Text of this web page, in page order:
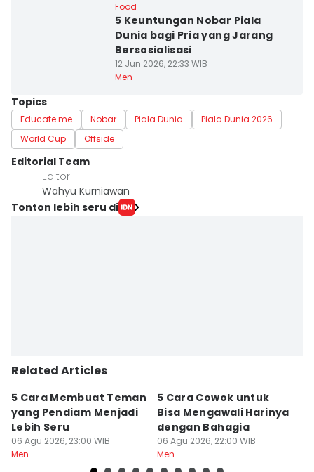
Food
5 Keuntungan Nobar Piala
Dunia bagi Pria yang Jarang
Bersosialisasi
12 Jun 2026, 22:33 WIB
Men
Topics
Educate me Nobar Piala Dunia
Piala Dunia 2026
World Cup
Offside
Editorial Team
Editor
Wahyu Kurniawan
Tonton lebih seru di
Related Articles
5 Cara Membuat Teman
yang Pendiam Menjadi
Lebih Seru
06 Agu 2026, 23:00 WIB
Men
5 Cara Cowok untuk
Bisa Mengawali Harinya
dengan Bahagia
06 Agu 2026, 22:00 WIB
Men